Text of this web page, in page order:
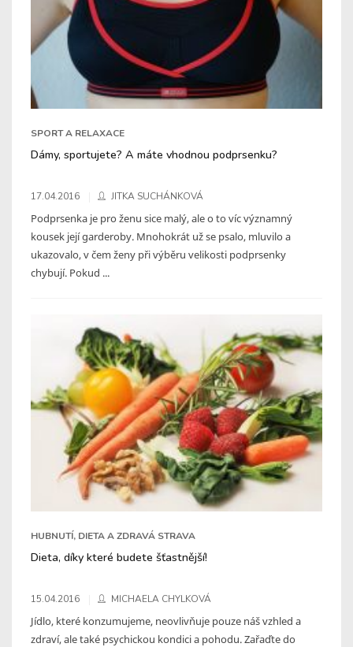
SPORT A RELAXACE
Dámy, sportujete? A máte vhodnou podprsenku?
17.04.2016 JITKA SUCHÁNKOVÁ
Podprsenka je pro ženu sice malý, ale o to víc významný
kousek její garderoby. Mnohokrát už se psalo, mluvilo a
ukazovalo, v čem ženy při výběru velikosti podprsenky
chybují. Pokud ...
HUBNUTÍ, DIETA A ZDRAVÁ STRAVA
Dieta, díky které budete šťastnější!
15.04.2016 MICHAELA CHYLKOVÁ
Jídlo, které konzumujeme, neovlivňuje pouze náš vzhled a
zdraví, ale také psychickou kondici a pohodu. Zařaďte do